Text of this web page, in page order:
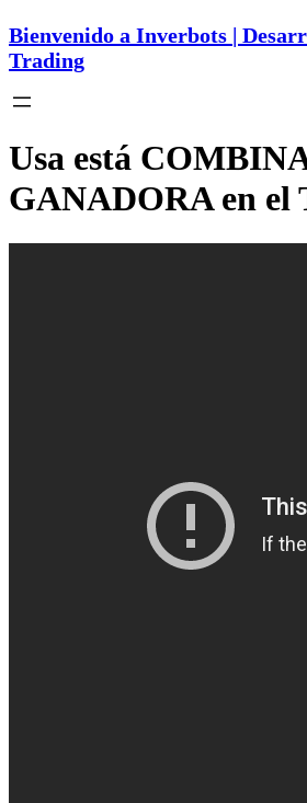
Bienvenido a Inverbots |
Trading
Usa está
GANADORA en el